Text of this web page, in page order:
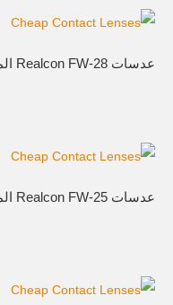
عدسات Realcon FW-28 الملونة
عدسات Realcon FW-25 الملونة